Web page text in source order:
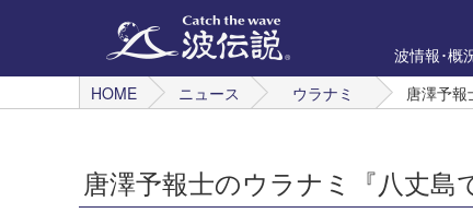
波情報･概
HOME
ニュース ウラナミ 唐澤予報
唐澤予報士のウラナミ『八丈島